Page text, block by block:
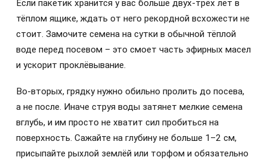
Если пакетик хранится у вас больше двух-трёх лет в
тёплом ящике, ждать от него рекордной всхожести не
стоит. Замочите семена на сутки в обычной тёплой
воде перед посевом – это смоет часть эфирных масел
и ускорит проклёвывание.
Во-вторых, грядку нужно обильно пролить до посева,
а не после. Иначе струя воды затянет мелкие семена
вглубь, и им просто не хватит сил пробиться на
поверхность. Сажайте на глубину не больше 1–2 см,
присыпайте рыхлой землёй или торфом и обязательно